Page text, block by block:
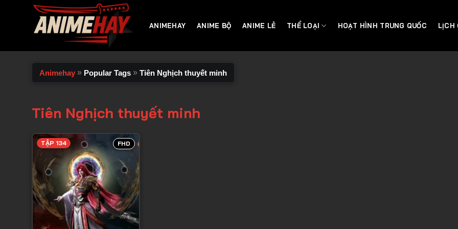
ANIMEHAY ANIME BỘ ANIME LẺ THỂ LOẠI HOẠT HÌNH TRUNG QUỐC LỊCH
Animehay » Popular Tags » Tiên Nghịch thuyết minh
Tiên Nghịch thuyết minh
FHD
TẬP 134